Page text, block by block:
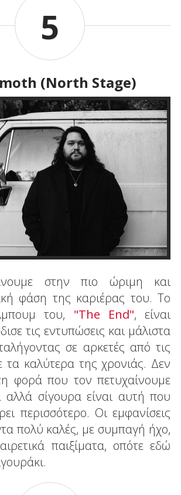
5
(North Stage)
στην πιο ώριμη και
φάση της καριέρας του. Το
του, "The End", είναι
τις εντυπώσεις και μάλιστα
σε αρκετές από τις
τα καλύτερα της χρονιάς. Δεν
φορά που τον πετυχαίνουμε
αλλά σίγουρα είναι αυτή που
περισσότερο. Οι εμφανίσεις
πολύ καλές, με συμπαγή ήχο,
παιξίματα, οπότε εδώ